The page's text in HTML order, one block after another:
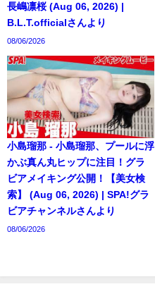
長嶋凛桜 (Aug 06, 2026) |
B.L.T.officialさんより
08/06/2026
小島瑠那 - 小島瑠那、プールに浮
かぶ真ん丸ヒップに注目！グラ
ビアメイキング公開！【美女検
索】 (Aug 06, 2026) | SPA!グラ
ビアチャンネルさんより
08/06/2026